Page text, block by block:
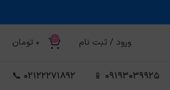
ورود / ثبت نام 0
0 تومان
09193039925 📱
02122271892 📞